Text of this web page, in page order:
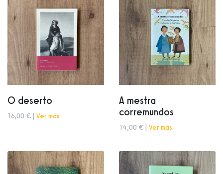
O deserto
16,00 € | Ver más
A mestra
corremundos
14,00 € | Ver más